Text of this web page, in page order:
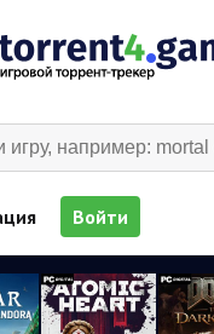
Войти